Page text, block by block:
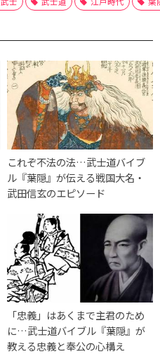
これぞ不法の法…武士道バイブ
ル『葉隠』が伝える戦国大名・
武田信玄のエピソード
「忠義」はあくまで主君のため
に…武士道バイブル『葉隠』が
教える忠義と奉公の心構え